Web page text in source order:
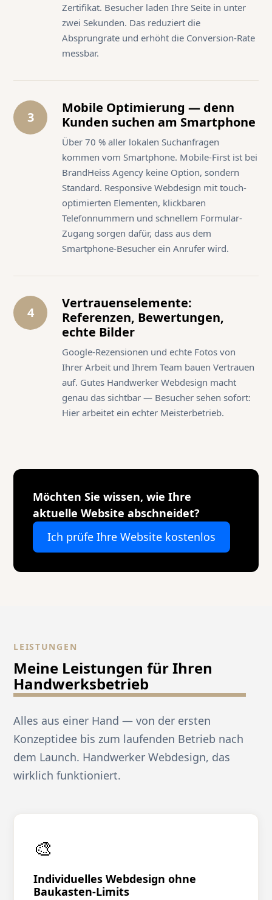
Zertifikat. Besucher laden Ihre Seite in unter
zwei Sekunden. Das reduziert die
Absprungrate und erhöht die Conversion-Rate
messbar.
3
Mobile Optimierung — denn
Kunden suchen am Smartphone
Über 70 % aller lokalen Suchanfragen
kommen vom Smartphone. Mobile-First ist bei
BrandHeiss Agency keine Option, sondern
Standard. Responsive Webdesign mit touch-
optimierten Elementen, klickbaren
Telefonnummern und schnellem Formular-
Zugang sorgen dafür, dass aus dem
Smartphone-Besucher ein Anrufer wird.
4
Vertrauenselemente:
Referenzen, Bewertungen,
echte Bilder
Google-Rezensionen und echte Fotos von
Ihrer Arbeit und Ihrem Team bauen Vertrauen
auf. Gutes Handwerker Webdesign macht
genau das sichtbar — Besucher sehen sofort:
Hier arbeitet ein echter Meisterbetrieb.
Möchten Sie wissen, wie Ihre
aktuelle Website abschneidet?
Ich prüfe Ihre Website kostenlos
LEISTUNGEN
Meine Leistungen für Ihren
Handwerksbetrieb
Alles aus einer Hand — von der ersten
Konzeptidee bis zum laufenden Betrieb nach
dem Launch. Handwerker Webdesign, das
wirklich funktioniert.
🎨
Individuelles Webdesign ohne
Baukasten-Limits